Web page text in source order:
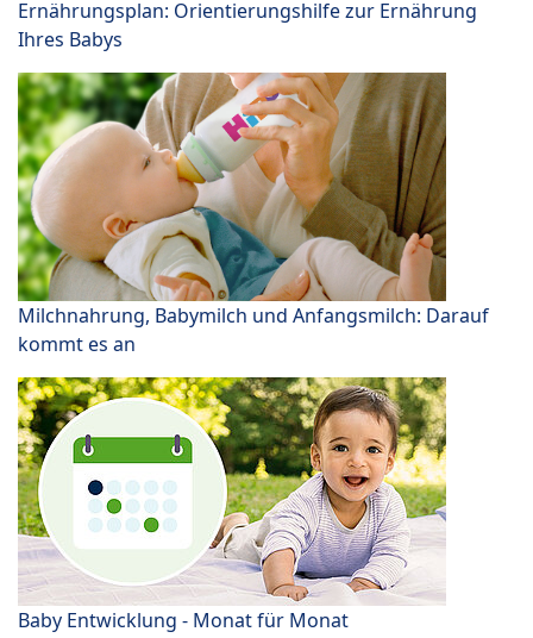
Ernährungsplan: Orientierungshilfe zur Ernährung
Ihres Babys
Milchnahrung, Babymilch und Anfangsmilch: Darauf
kommt es an
Baby Entwicklung - Monat für Monat